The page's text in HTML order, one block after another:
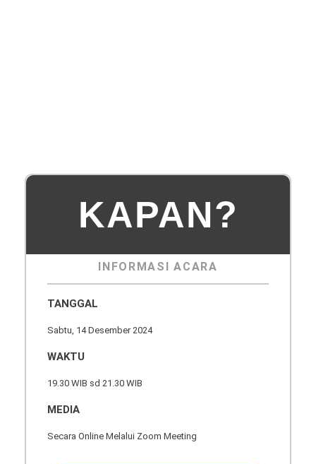
KAPAN?
INFORMASI ACARA
TANGGAL
Sabtu, 14 Desember 2024
WAKTU
19.30 WIB sd 21.30 WIB
MEDIA
Secara Online Melalui Zoom Meeting